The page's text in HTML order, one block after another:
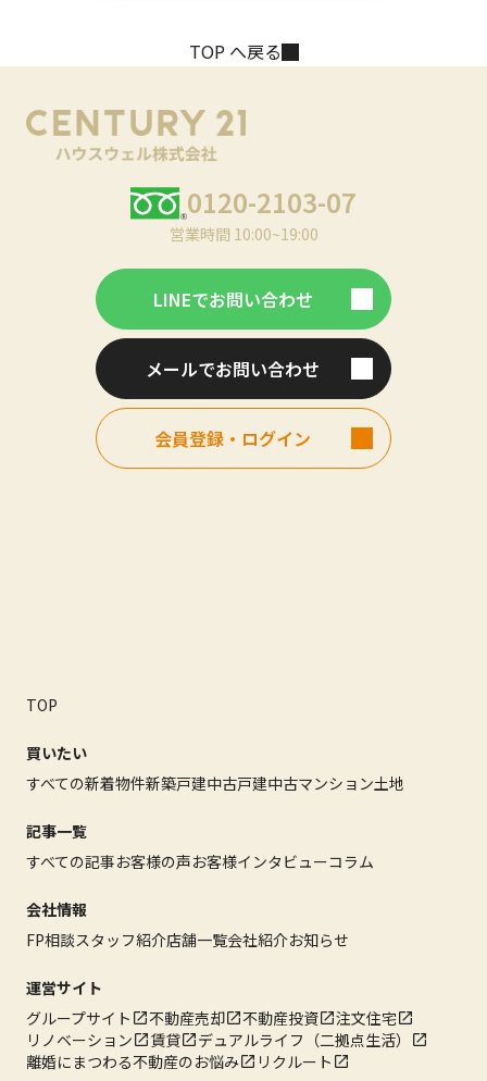
TOP へ戻る
0120-2103-07
営業時間 10:00~19:00
LINEでお問い合わせ
メールでお問い合わせ
会員登録・ログイン
TOP
買いたい
すべての新着物件新築戸建中古戸建中古マンション土地
記事一覧
すべての記事お客様の声お客様インタビューコラム
会社情報
FP相談スタッフ紹介店舗一覧会社紹介お知らせ
運営サイト
グループサイト
不動産売却 不動産投資
注文住宅
リノベーション
賃貸
デュアルライフ（二拠点生活）
離婚にまつわる不動産のお悩み
リクルート